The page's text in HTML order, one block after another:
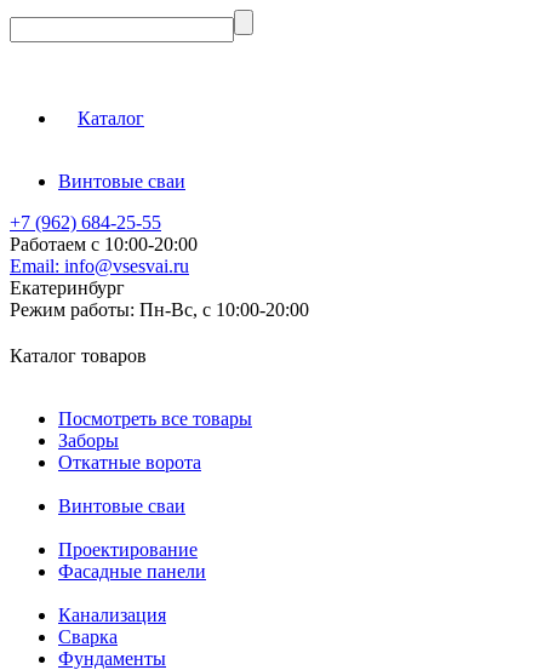
Каталог
Винтовые сваи
+7 (962) 684-25-55
Работаем с 10:00-20:00
Email: info@vsesvai.ru
Екатеринбург
Режим работы: Пн-Вс, с 10:00-20:00
Каталог товаров
Посмотреть все товары
Заборы
Откатные ворота
Винтовые сваи
Проектирование
Фасадные панели
Канализация
Сварка
Фундаменты